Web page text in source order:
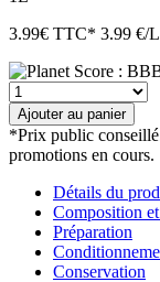
3.99€ TTC* 3.99 €/L
quantité
de
Pur
jus
de
pomme
Ajouter au panier
*Prix public
promotions en cours.
Détails du
Composition
Préparation
Conservation